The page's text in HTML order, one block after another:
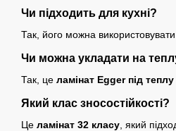
Чи підходить для кухні?
Так, його можна
Чи можна укладати на
Так, це ламінат Egger під теплу
Який клас зносостійкості?
Це ламінат 32 класу , який